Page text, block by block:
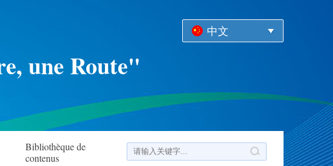
中文
une Route"
Bibliothèque de
contenus